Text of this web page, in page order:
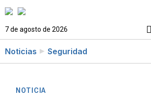
7 de agosto de 2026
Noticias Seguridad
NOTICIA